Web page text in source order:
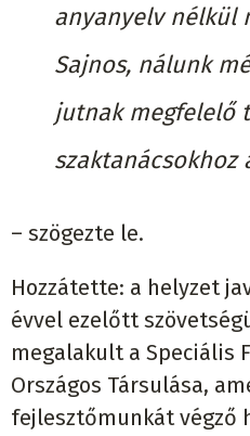
anyanyelv nélkül
Sajnos, nálunk
jutnak megfelelő
szaktanácsokhoz
– szögezte le.
Hozzátette: a helyzet
évvel ezelőtt
megalakult a Speciális
Országos Társulása,
fejlesztőmunkát végző